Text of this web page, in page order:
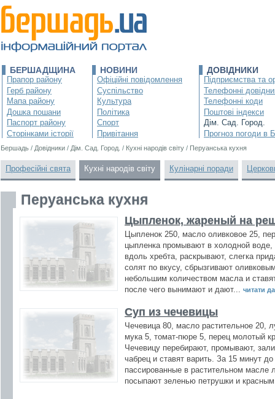
БЕРШАДЩИНА
Прапор району
Герб району
Мапа району
Дошка пошани
Паспорт району
Сторінками історії
НОВИНИ
Офіційні повідомлення
Суспільство
Культура
Політика
Спорт
Привітання
ДОВІДНИКИ
Підприємства та
Телефонні
Телефонні коди
Поштові індекси
Дім. Сад. Город.
Прогноз погоди в
Бершадь / Довідники / Дім. Сад. Город. / Кухні народів світу / Перуанська кухня
Професійні свята Кухні народів світу Кулінарні поради
Перуанська кухня
Цыпленок, жареный на
Цыпленок 250, масло оливковое 25,
цыпленка промывают в холодной
вдоль хребта, раскрывают, слегка
солят по вкусу, сбрызгивают
небольшим количеством масла и
после чего вынимают и дают...
читати
Суп из чечевицы
Чечевица 80, масло растительное 20,
мука 5, томат-пюре 5, перец молотый
Чечевицу перебирают, промывают,
чабрец и ставят варить. За 15 минут
пассированные в растительном масле
посыпают зеленью петрушки и